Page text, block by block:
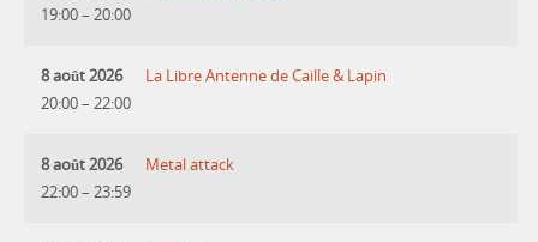
19:00– 20:00
8 août 2026
20:00– 22:00
La Libre Antenne de Caille & Lapin
8 août 2026
22:00– 23:59
Metal attack